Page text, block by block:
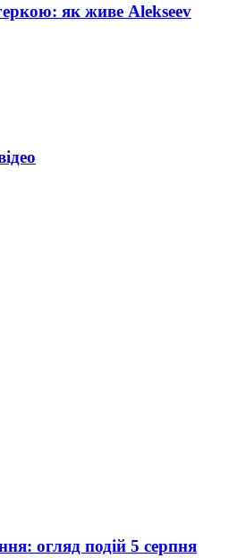
як живе Alekseev
огляд подій 5 серпня